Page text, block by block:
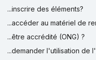
...inscrire des éléments?
...accéder au matériel de
...être accrédité (ONG) ?
...demander l'utilisation de